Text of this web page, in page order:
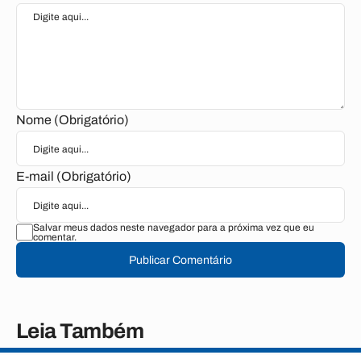
Nome (Obrigatório)
E-mail (Obrigatório)
Salvar meus dados neste navegador para a próxima vez que eu
comentar.
Publicar Comentário
Leia Também